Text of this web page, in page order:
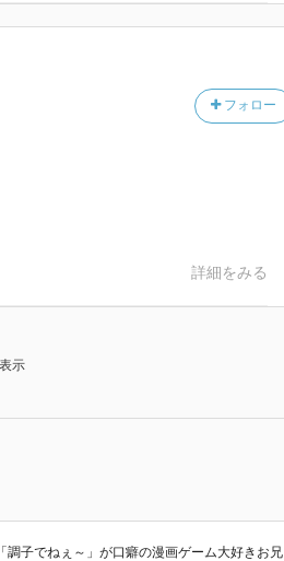
フォロー
詳細をみる
示
子でねぇ～」が口癖の漫画ゲーム大好きお兄